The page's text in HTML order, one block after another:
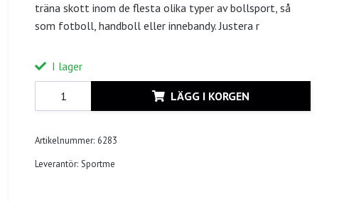
träna skott inom de flesta olika typer av bollsport, så
som fotboll, handboll eller innebandy. Justera r
I lager
LÄGG I KORGEN
Artikelnummer: 6283
Leverantör: Sportme